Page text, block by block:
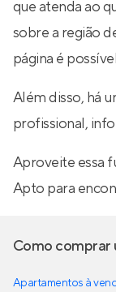
que atenda ao
sobre a região
página é
Além disso, há
profissional,
Aproveite essa
Apto para
Como comprar
Apartamentos à